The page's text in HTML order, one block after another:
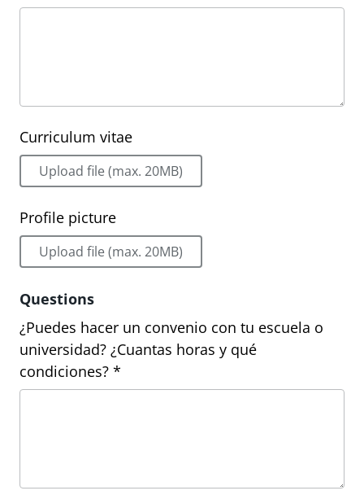
Curriculum vitae
Upload file (max. 20MB)
Profile picture
Upload file (max. 20MB)
Questions
¿Puedes hacer un convenio con tu escuela o
universidad? ¿Cuantas horas y qué
condiciones? *